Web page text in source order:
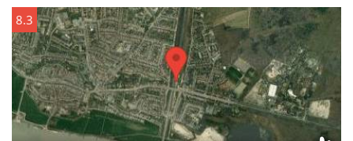
8.3